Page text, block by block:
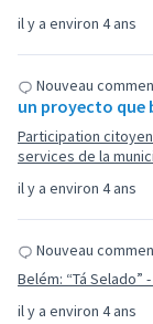
il y a environ 4 ans
il y a environ 4 ans
Nouveau
un proyecto que
Participation
services de la
il y a environ 4 ans
Nouveau
Belém: “Tá